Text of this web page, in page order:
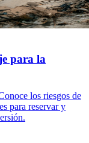
para la
los riesgos de
para reservar y